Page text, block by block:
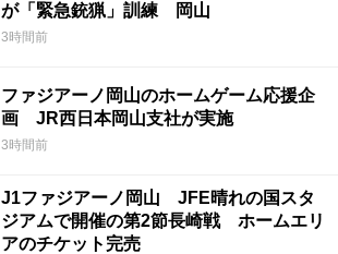
が「緊急銃猟」訓練 岡山
3時間前
ファジアーノ岡山のホームゲーム応援企
画 JR西日本岡山支社が実施
3時間前
J1ファジアーノ岡山 JFE晴れの国スタ
ジアムで開催の第2節長崎戦 ホームエリ
アのチケット完売